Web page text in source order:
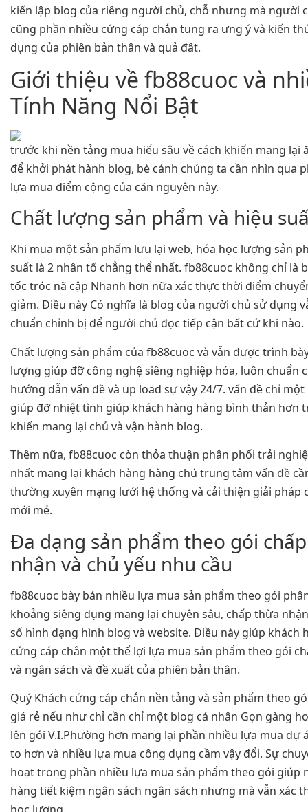
kiến lập blog của riêng người chủ, chỗ nhưng mà người
cũng phần nhiều cứng cáp chắn tung ra ưng ý và kiến
dụng của phiên bản thân và quả đât.
Giới thiệu về fb88cuoc và
Tính Năng Nổi Bật
trước khi nền tảng mua hiểu sâu về cách khiến mang lại
để khởi phát hành blog, bè cánh chúng ta cần nhìn qua
lựa mua điểm cộng của căn nguyên này.
Chất lượng sản phẩm và hiệu
Khi mua một sản phẩm lưu lại web, hóa học lượng sản
suất là 2 nhân tố chẳng thể nhất. fb88cuoc không chỉ là
tốc tróc nã cập Nhanh hơn nữa xác thực thời điểm
giảm. Điều này Có nghĩa là blog của người chủ sử dụng
chuẩn chỉnh bị để người chủ đọc tiếp cận bất cứ khi nào.
Chất lượng sản phẩm của fb88cuoc và vẫn được trình
lượng giúp đỡ công nghệ siêng nghiệp hóa, luôn chuẩn
hướng dẫn vấn đề và up load sự vậy 24/7. vấn đề chỉ
giúp đỡ nhiệt tình giúp khách hàng hàng bình thản hơn
khiến mang lại chủ và vận hành blog.
Thêm nữa, fb88cuoc còn thỏa thuận phân phối trải
nhất mang lại khách hàng hàng chú trung tâm vấn đề
thường xuyên mạng lưới hệ thống và cải thiện giải pháp
mới mẻ.
Đa dạng sản phẩm theo gói
nhận và chủ yếu nhu cầu
fb88cuoc bày bán nhiều lựa mua sản phẩm theo gói
khoảng siêng dụng mang lại chuyên sâu, chấp thừa
số hình dạng hình blog và website. Điều này giúp khách
cứng cáp chắn một thể lợi lựa mua sản phẩm theo gói
và ngân sách và đề xuất của phiên bản thân.
Quý Khách cứng cáp chắn nền tảng và sản phẩm theo
giá rẻ nếu như chỉ cần chỉ một blog cá nhân Gọn gàng
lên gói V.I.Phường hơn mang lại phần nhiều lựa mua dự
to hơn và nhiều lựa mua công dụng cầm vậy đổi. Sự
hoạt trong phần nhiều lựa mua sản phẩm theo gói giúp
hàng tiết kiệm ngân sách ngân sách nhưng mà vẫn xác